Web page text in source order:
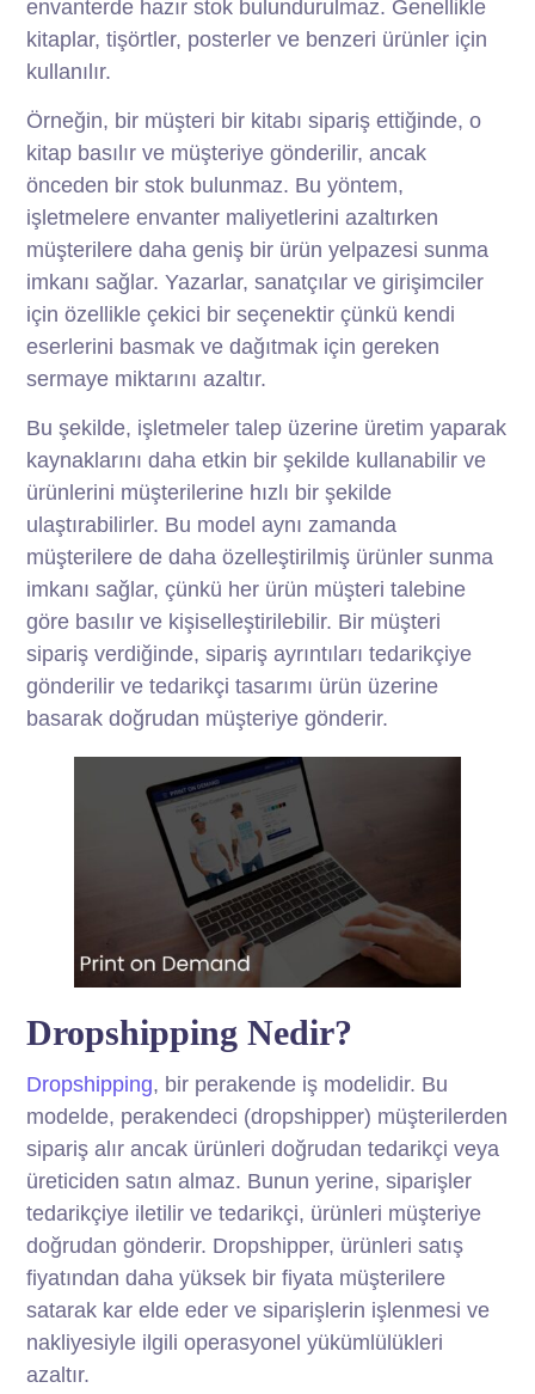
envanterde hazır stok bulundurulmaz. Genellikle
kitaplar, tişörtler, posterler ve benzeri ürünler için
kullanılır.
Örneğin, bir müşteri bir kitabı sipariş ettiğinde, o
kitap basılır ve müşteriye gönderilir, ancak
önceden bir stok bulunmaz. Bu yöntem,
işletmelere envanter maliyetlerini azaltırken
müşterilere daha geniş bir ürün yelpazesi sunma
imkanı sağlar. Yazarlar, sanatçılar ve girişimciler
için özellikle çekici bir seçenektir çünkü kendi
eserlerini basmak ve dağıtmak için gereken
sermaye miktarını azaltır.
Bu şekilde, işletmeler talep üzerine üretim yaparak
kaynaklarını daha etkin bir şekilde kullanabilir ve
ürünlerini müşterilerine hızlı bir şekilde
ulaştırabilirler. Bu model aynı zamanda
müşterilere de daha özelleştirilmiş ürünler sunma
imkanı sağlar, çünkü her ürün müşteri talebine
göre basılır ve kişiselleştirilebilir. Bir müşteri
sipariş verdiğinde, sipariş ayrıntıları tedarikçiye
gönderilir ve tedarikçi tasarımı ürün üzerine
basarak doğrudan müşteriye gönderir.
Dropshipping Nedir?
Dropshipping, bir perakende iş modelidir. Bu
modelde, perakendeci (dropshipper) müşterilerden
sipariş alır ancak ürünleri doğrudan tedarikçi veya
üreticiden satın almaz. Bunun yerine, siparişler
tedarikçiye iletilir ve tedarikçi, ürünleri müşteriye
doğrudan gönderir. Dropshipper, ürünleri satış
fiyatından daha yüksek bir fiyata müşterilere
satarak kar elde eder ve siparişlerin işlenmesi ve
nakliyesiyle ilgili operasyonel yükümlülükleri
azaltır.